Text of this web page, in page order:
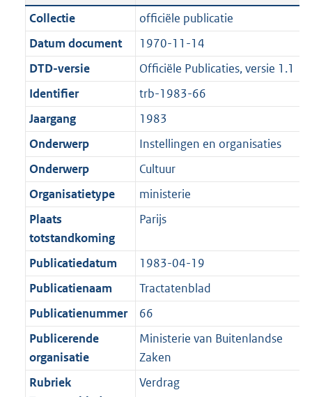
a
t
i
e
i
f
o
r
a
a
t
e
5
6
2
b
c
a
t
i
e
n
f
o
m
a
a
t
t
e
:
0
K
n
d
s
g
r
o
t
t
e
:
b
a
n
d
s
g
r
o
t
t
K
b
Collectie
officiële publicatie
Datum document
1970-11-14
DTD-versie
Officiële Publicaties, versie 1.1
Identifier
trb-1983-66
Jaargang
1983
Onderwerp
Instellingen en organisaties
Onderwerp
Cultuur
Organisatietype
ministerie
Plaats
totstandkoming
Parijs
Publicatiedatum
1983-04-19
Publicatienaam
Tractatenblad
Publicatienummer
66
Publicerende
organisatie
Ministerie van Buitenlandse
Zaken
Rubriek
Verdrag